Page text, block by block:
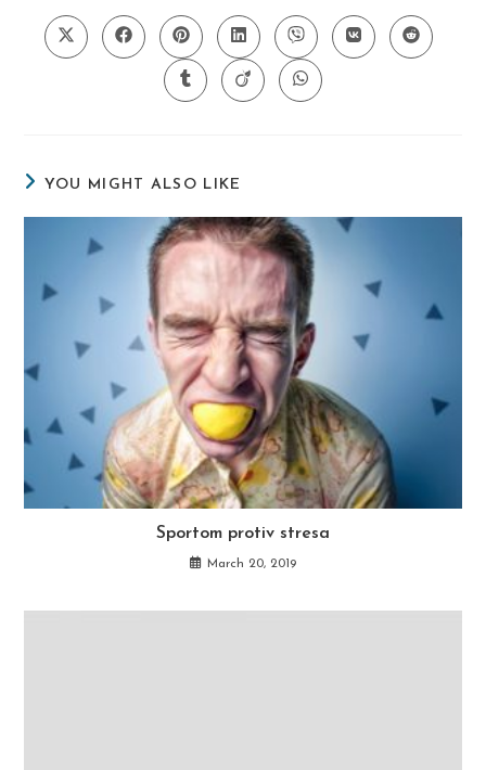
CONTENT
Opens
in
Opens
in
Opens
in
a
new
window
Opens
in
a
new
window
Opens
in
a
new
window
Opens
in
Opens
in
Opens
in
Opens
in
Opens
in
YOU MIGHT ALSO LIKE
Sportom protiv stresa
March 20, 2019